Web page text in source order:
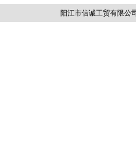
阳江市信诚工贸有限公